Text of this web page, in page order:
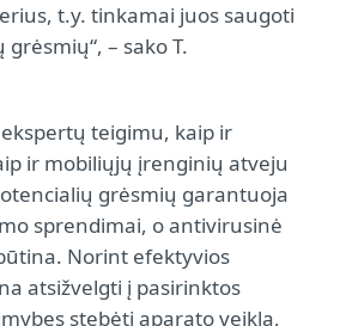
t.y. tinkamai juos saugoti
– sako T.
ekspertų teigimu, kaip ir
ir mobiliųjų įrenginių atveju
grėsmių garantuoja
sprendimai, o antivirusinė
Norint efektyvios
atsižvelgti į pasirinktos
stebėti aparato veiklą,